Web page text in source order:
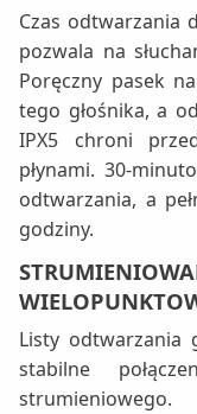
Czas odtwarzania
pozwala na
Poręczny pasek
tego głośnika, a
IPX5 chroni
płynami. 30-
odtwarzania, a
godziny.
Listy odtwarzania
stabilne